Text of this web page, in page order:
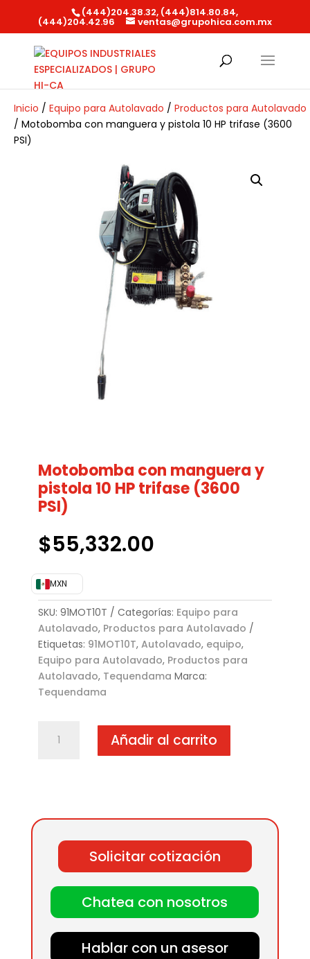
(444)204.38.32, (444)814.80.84,
(444)204.42.96 ventas@grupohica.com.mx
Inicio / Equipo para Autolavado / Productos para Autolavado
/ Motobomba con manguera y pistola 10 HP trifase (3600
PSI)
Motobomba con manguera y
pistola 10 HP trifase (3600
PSI)
$55,332.00
MXN
SKU: 91MOT10T Categorías: Equipo para
Autolavado, Productos para Autolavado
Etiquetas: 91MOT10T, Autolavado, equipo,
Equipo para Autolavado, Productos para
Autolavado, Tequendama Marca:
Tequendama
HP
trifase
cantidad
Añadir al carrito
Solicitar cotización
Chatea con nosotros
Hablar con un asesor